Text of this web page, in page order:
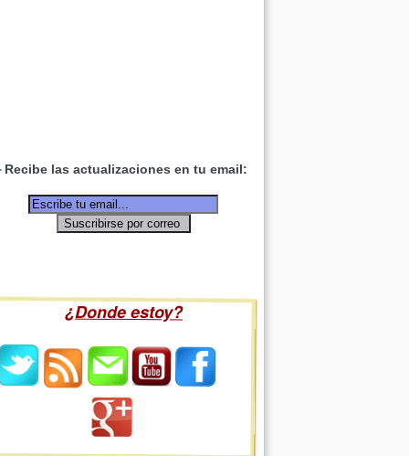
las actualizaciones en tu email:
¿Donde estoy?